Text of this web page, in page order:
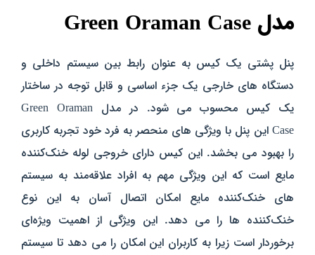
مدل Green Oraman Case
پنل پشتی یک کیس به عنوان رابط بین سیستم داخلی و
دستگاه‌ های خارجی یک جزء اساسی و قابل توجه در ساختار
یک کیس محسوب می‌ شود. در مدل Green Oraman
Case این پنل با ویژگی‌ های منحصر به فرد خود تجربه کاربری
را بهبود می‌ بخشد. این کیس دارای خروجی لوله خنک‌کننده
مایع است که این ویژگی مهم به افراد علاقه‌مند به سیستم‌
های خنک‌کننده مایع امکان اتصال آسان به این نوع
خنک‌کننده‌ ها را می‌ دهد. این ویژگی از اهمیت ویژه‌ای
برخوردار است زیرا به کاربران این امکان را می‌ دهد تا سیستم